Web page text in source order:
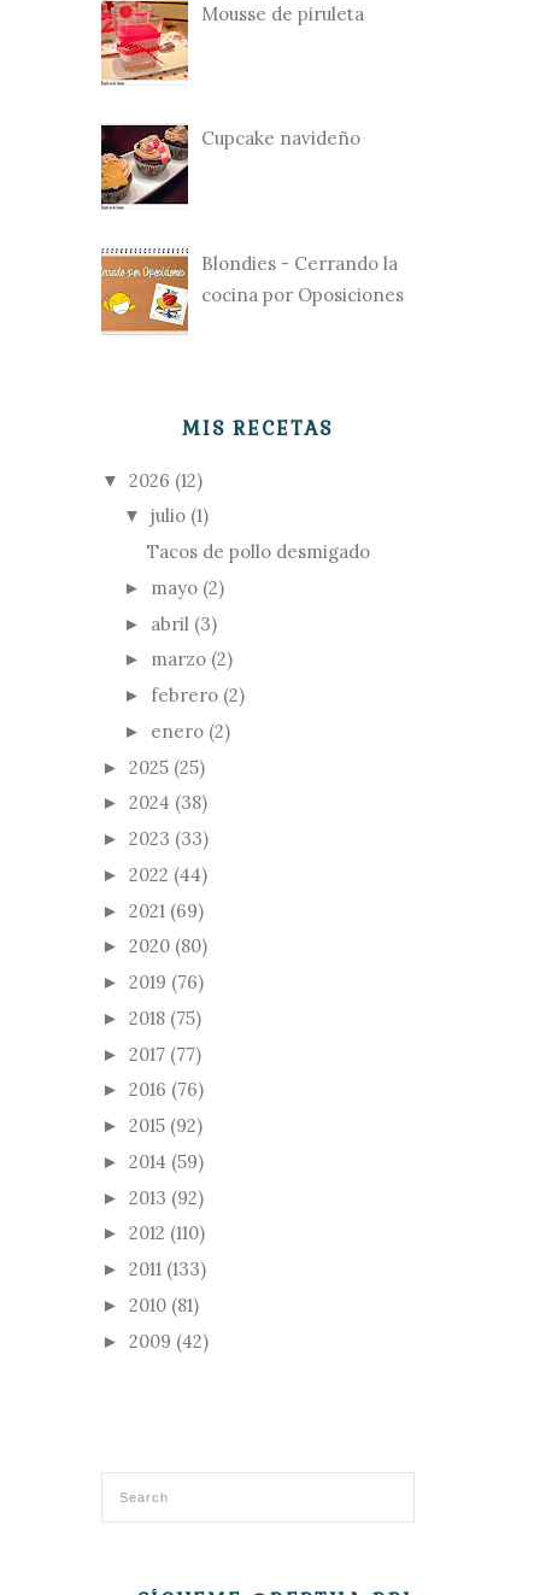
Mousse de piruleta
Cupcake navideño
Blondies - Cerrando la
cocina por Oposiciones
MIS RECETAS
▼ 2026 (12)
▼ julio (1)
Tacos de pollo desmigado
► mayo (2)
► abril (3)
► marzo (2)
► febrero (2)
► enero (2)
► 2025 (25)
► 2024 (38)
► 2023 (33)
► 2022 (44)
► 2021 (69)
► 2020 (80)
► 2019 (76)
► 2018 (75)
► 2017 (77)
► 2016 (76)
► 2015 (92)
► 2014 (59)
► 2013 (92)
► 2012 (110)
► 2011 (133)
► 2010 (81)
► 2009 (42)